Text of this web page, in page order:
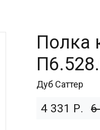
Полка
Дуб Саттер
4 331 Р. 6